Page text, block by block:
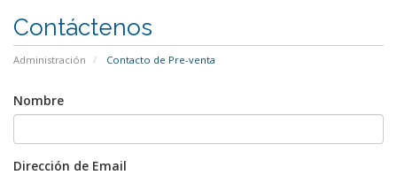
Contáctenos
Administración Contacto de Pre-venta
Nombre
Dirección de Email